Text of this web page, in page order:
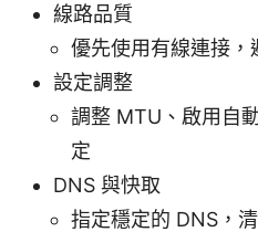
線路品質
優先使用有線連接
設定調整
調整 MTU、啟用自
定
DNS 與快取
指定穩定的 DNS，